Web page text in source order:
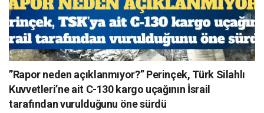
”Rapor neden açıklanmıyor?” Perinçek, Türk Silahlı
Kuvvetleri’ne ait C-130 kargo uçağının İsrail
tarafından vurulduğunu öne sürdü